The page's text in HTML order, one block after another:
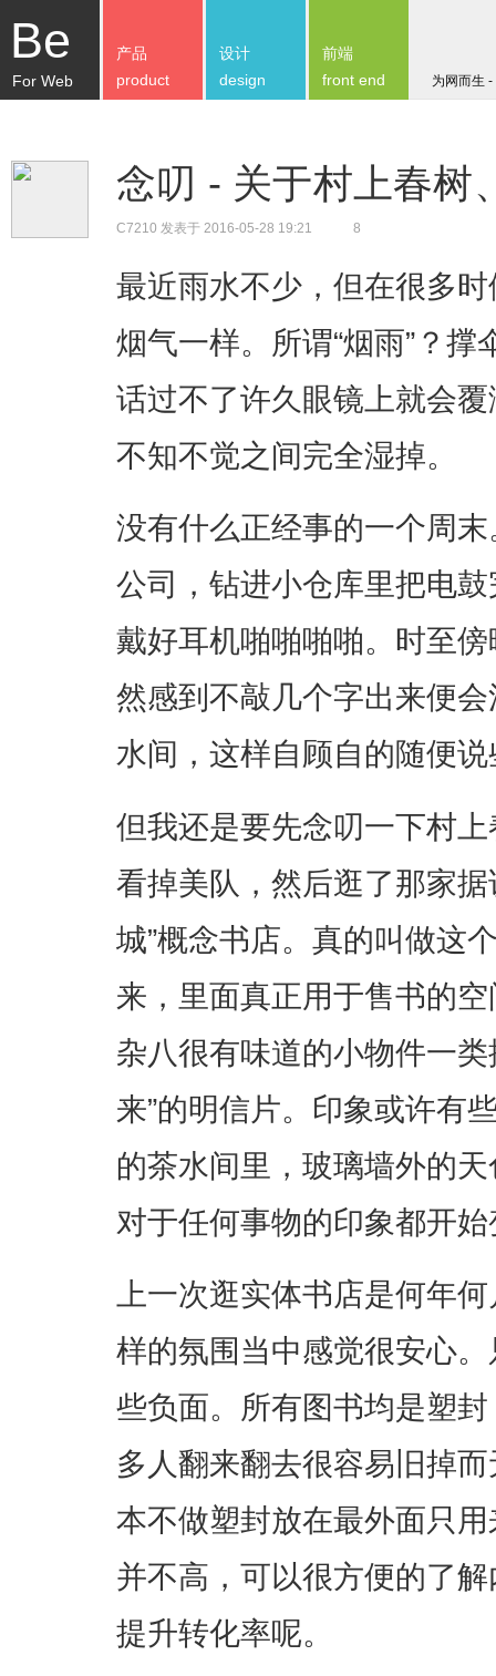
Be
For Web 为网而生
产品
product
设计
design
前端
front end
念叨 - 关于村上春树
C7210 发表于 2016-05-28 19:21 8
最近雨水不少，但在很多
烟气一样。所谓“烟雨”？
话过不了许久眼镜上就会
不知不觉之间完全湿掉。
没有什么正经事的一个周
公司，钻进小仓库里把电
戴好耳机啪啪啪啪。时至
然感到不敲几个字出来便
水间，这样自顾自的随便
但我还是要先念叨一下村
看掉美队，然后逛了那家
城”概念书店。真的叫做这
来，里面真正用于售书的
杂八很有味道的小物件一
来”的明信片。印象或许有
的茶水间里，玻璃墙外的
对于任何事物的印象都开
上一次逛实体书店是何年
样的氛围当中感觉很安心
些负面。所有图书均是塑
多人翻来翻去很容易旧掉
本不做塑封放在最外面只
并不高，可以很方便的了
提升转化率呢。